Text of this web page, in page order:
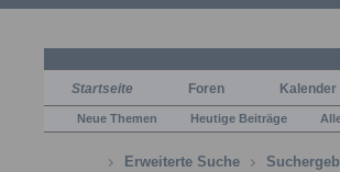
Startseite Foren Kalender
Neue Themen Heutige Beiträge
Erweiterte Suche